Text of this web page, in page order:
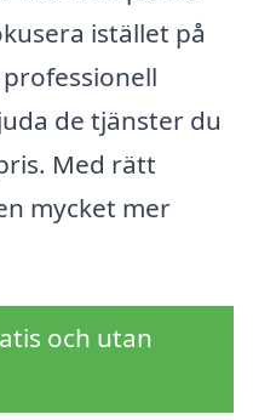
istället på
de tjänster du
Med rätt
mycket mer
och utan